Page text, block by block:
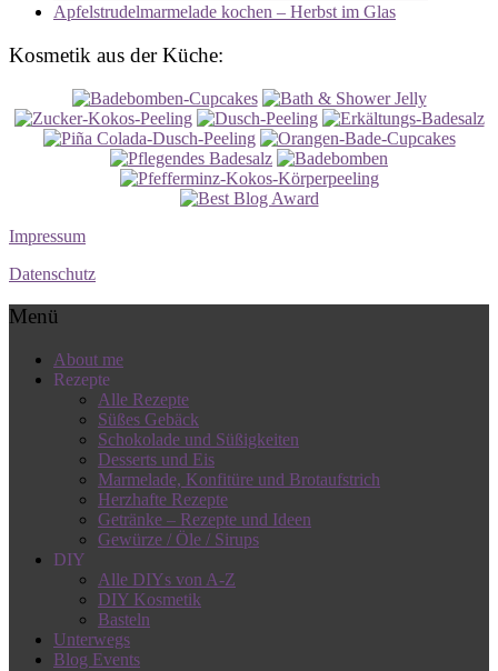
Apfelstrudelmarmelade kochen – Herbst im Glas
Kosmetik aus der Küche:
Impressum
Datenschutz
Menü
About me
Rezepte
Alle Rezepte
Süßes Gebäck
Schokolade und Süßigkeiten
Desserts und Eis
Marmelade, Konfitüre und Brotaufstrich
Herzhafte Rezepte
Getränke – Rezepte und Ideen
Gewürze / Öle / Sirups
DIY
Alle DIYs von A-Z
DIY Kosmetik
Basteln
Unterwegs
Blog Events